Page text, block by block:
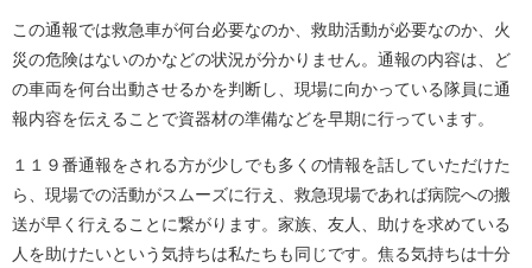
この通報では救急車が何台必要なのか、救助活動が必要なのか、火
災の危険はないのかなどの状況が分かりません。通報の内容は、ど
の車両を何台出動させるかを判断し、現場に向かっている隊員に通
報内容を伝えることで資器材の準備などを早期に行っています。
１１９番通報をされる方が少しでも多くの情報を話していただけた
ら、現場での活動がスムーズに行え、救急現場であれば病院への搬
送が早く行えることに繋がります。家族、友人、助けを求めている
人を助けたいという気持ちは私たちも同じです。焦る気持ちは十分